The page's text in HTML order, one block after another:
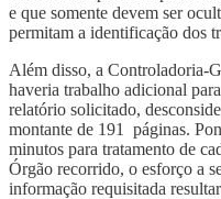
e que somente devem ser
permitam a identificação dos
Além disso, a Controladoria-
haveria trabalho adicional
relatório solicitado,
montante de 191 páginas.
minutos para tratamento de
Órgão recorrido, o esforço a
informação requisitada